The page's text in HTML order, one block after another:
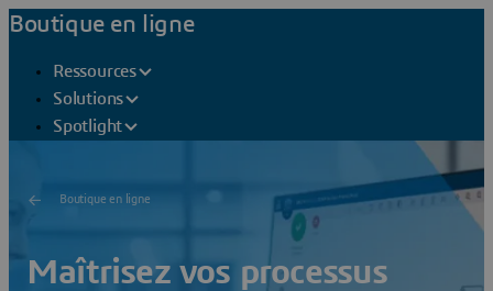
Boutique en ligne
Ressources
Solutions
Spotlight
Boutique en ligne
Maîtrisez vos processus